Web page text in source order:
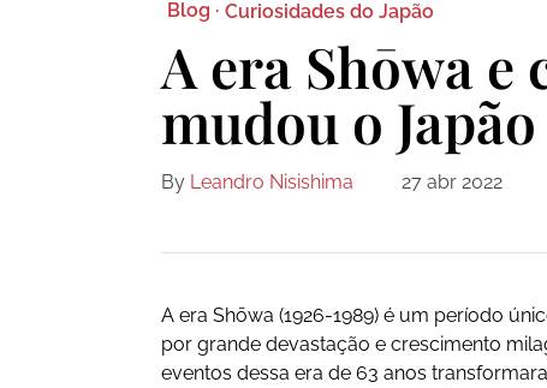
Blog · Curiosidades do Japão
A era Shōwa e
mudou o Japão
By Leandro Nisishima 27 abr 2022
A era Shōwa (1926-1989) é um período
por grande devastação e crescimento
eventos dessa era de 63 anos